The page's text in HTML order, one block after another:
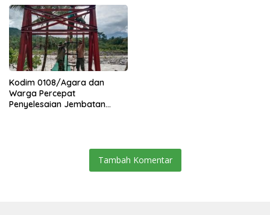
Kodim 0108/Agara dan
Warga Percepat
Penyelesaian Jembatan
Tambah Komentar